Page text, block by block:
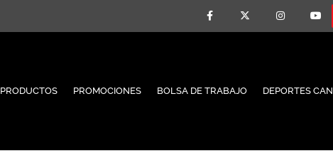
PRODUCTOS PROMOCIONES BOLSA DE TRABAJO DEPORTES